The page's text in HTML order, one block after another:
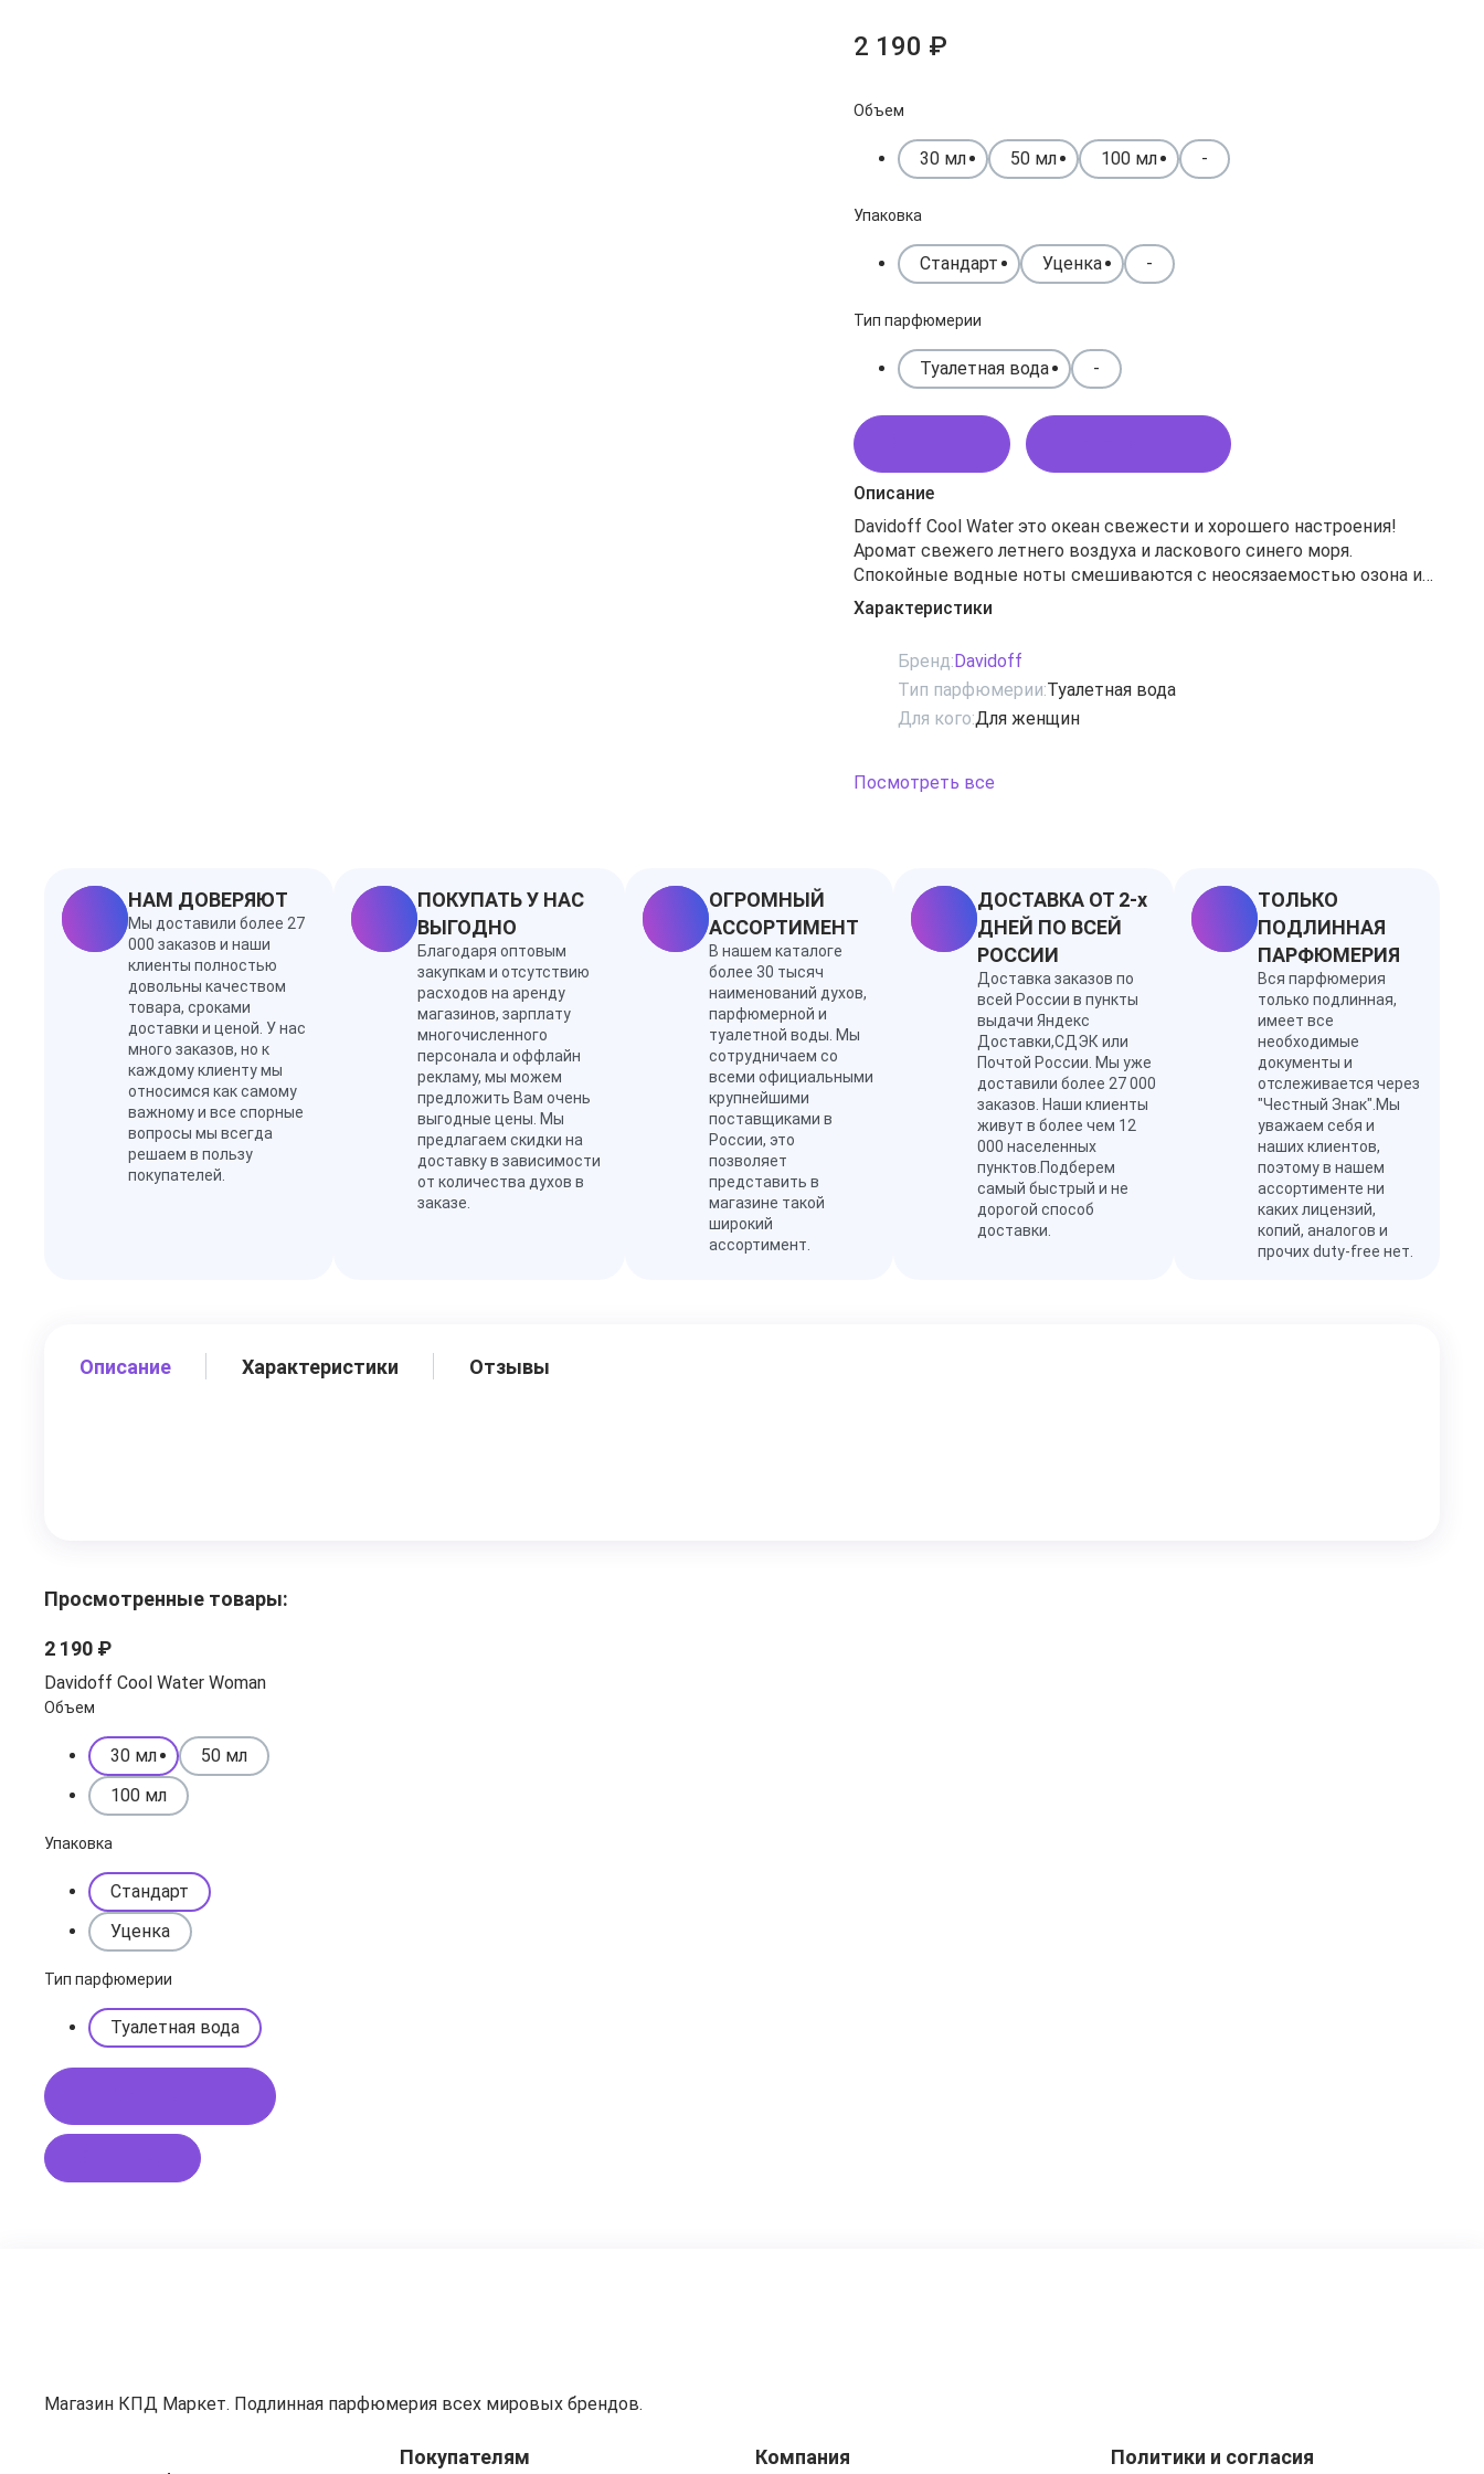
2 190 ₽
Объем
30 мл 50 мл 100 мл -
Упаковка
Стандарт Уценка -
Тип парфюмерии
Туалетная вода -
Описание
Davidoff Cool Water это океан свежести и хорошего настроения!
Аромат свежего летнего воздуха и ласкового синего моря.
Спокойные водные ноты смешиваются с неосязаемостью озона и
фруктовой яркости ананаса, дыни и черной смородины. Цветочные
ноты кувшинки, боярышника, ландыша и жасмина добавляют
воздушную прозрачность и сливаются с ветивером и сандаловым
деревом, дополненными теплыми нотами персика и ежевики.
Характеристики
Бренд:Davidoff
Тип парфюмерии:Туалетная вода
Для кого:Для женщин
Посмотреть все
НАМ ДОВЕРЯЮТ
Мы доставили более 27
000 заказов и наши
клиенты полностью
довольны качеством
товара, сроками
доставки и ценой. У нас
много заказов, но к
каждому клиенту мы
относимся как самому
важному и все спорные
вопросы мы всегда
решаем в пользу
покупателей.
ПОКУПАТЬ У НАС
ВЫГОДНО
Благодаря оптовым
закупкам и отсутствию
расходов на аренду
магазинов, зарплату
многочисленного
персонала и оффлайн
рекламу, мы можем
предложить Вам очень
выгодные цены. Мы
предлагаем скидки на
доставку в зависимости
от количества духов в
заказе.
ОГРОМНЫЙ
АССОРТИМЕНТ
В нашем каталоге
более 30 тысяч
наименований духов,
парфюмерной и
туалетной воды. Мы
сотрудничаем со
всеми официальными
крупнейшими
поставщиками в
России, это
позволяет
представить в
магазине такой
широкий
ассортимент.
ДОСТАВКА ОТ 2-х
ДНЕЙ ПО ВСЕЙ
РОССИИ
Доставка заказов по
всей России в пункты
выдачи Яндекс
Доставки,СДЭК или
Почтой России. Мы уже
доставили более 27 000
заказов. Наши клиенты
живут в более чем 12
000 населенных
пунктов.Подберем
самый быстрый и не
дорогой способ
доставки.
ТОЛЬКО
ПОДЛИННАЯ
ПАРФЮМЕРИЯ
Вся парфюмерия
только подлинная,
имеет все
необходимые
документы и
отслеживается через
"Честный Знак".Мы
уважаем себя и
наших клиентов,
поэтому в нашем
ассортименте ни
каких лицензий,
копий, аналогов и
прочих duty-free нет.
Описание Характеристики Отзывы
Просмотренные товары:
2 190 ₽
Davidoff Cool Water Woman
Объем
30 мл
50 мл
100 мл
Упаковка
Стандарт
Уценка
Тип парфюмерии
Туалетная вода
Магазин КПД Маркет. Подлинная парфюмерия всех мировых брендов.
Покупателям Компания Политики и согласия